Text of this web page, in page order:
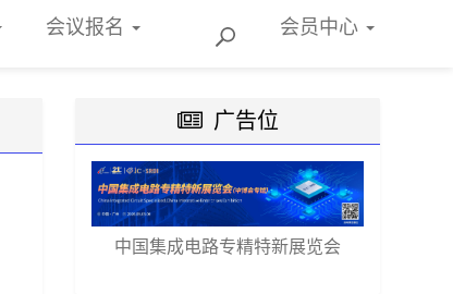
会议报名 会员中心
广告位
中国集成电路专精特新展览会